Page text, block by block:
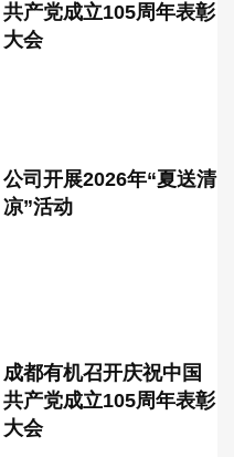
共产党成立105周年表彰
大会
公司开展2026年“夏送清
凉”活动
成都有机召开庆祝中国
共产党成立105周年表彰
大会